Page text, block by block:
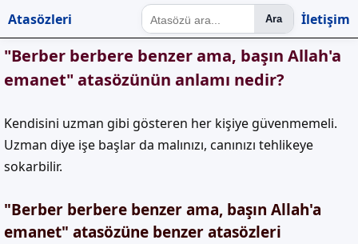
Atasözleri Ara İletişim
"Berber berbere benzer ama, başın Allah'a
emanet" atasözünün anlamı nedir?
Kendisini uzman gibi gösteren her kişiye güvenmemeli.
Uzman diye işe başlar da malınızı, canınızı tehlikeye
sokarbilir.
"Berber berbere benzer ama, başın Allah'a
emanet" atasözüne benzer atasözleri